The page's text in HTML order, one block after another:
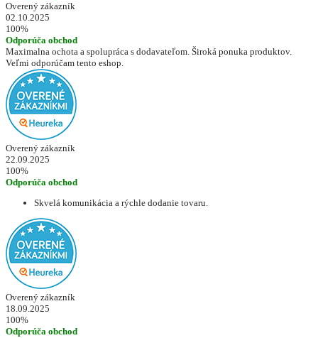
Overený zákazník
02.10.2025
100%
Odporúča obchod
Maximalna ochota a spolupráca s dodavateľom. Široká ponuka produktov.
Veľmi odporúčam tento eshop.
Overený zákazník
22.09.2025
100%
Odporúča obchod
Skvelá komunikácia a rýchle dodanie tovaru.
Overený zákazník
18.09.2025
100%
Odporúča obchod